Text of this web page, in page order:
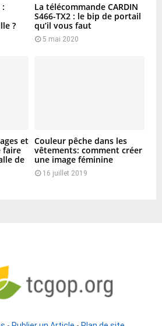
?
La télécommande CARDIN
S466-TX2 : le bip de portail
qu’il vous faut
5 mai 2020
et
faire
de
Couleur pêche dans les
vêtements: comment créer
une image féminine
16 juillet 2019